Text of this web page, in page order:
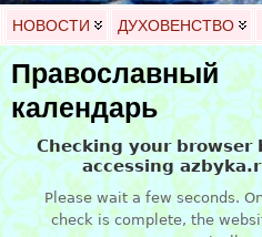
НОВОСТИ ДУХОВЕНСТВО
Православный
календарь